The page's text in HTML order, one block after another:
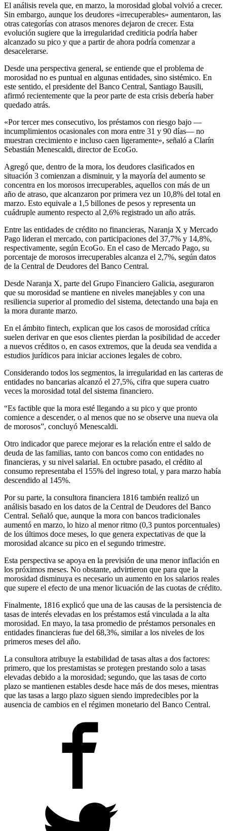
El análisis revela que, en marzo, la morosidad global volvió a crecer.
Sin embargo, aunque los deudores «irrecuperables» aumentaron, las
otras categorías con atrasos menores dejaron de crecer. Esta
evolución sugiere que la irregularidad crediticia podría haber
alcanzado su pico y que a partir de ahora podría comenzar a
desacelerarse.
Desde una perspectiva general, se entiende que el problema de
morosidad no es puntual en algunas entidades, sino sistémico. En
este sentido, el presidente del Banco Central, Santiago Bausili,
afirmó recientemente que la peor parte de esta crisis debería haber
quedado atrás.
«Por tercer mes consecutivo, los préstamos con riesgo bajo —
incumplimientos ocasionales con mora entre 31 y 90 días— no
muestran crecimiento e incluso caen ligeramente», señaló a Clarín
Sebastián Menescaldi, director de EcoGo.
Agregó que, dentro de la mora, los deudores clasificados en
situación 3 comienzan a disminuir, y la mayoría del aumento se
concentra en los morosos irrecuperables, aquellos con más de un
año de atraso, que alcanzaron por primera vez un 10,8% del total en
marzo. Esto equivale a 1,5 billones de pesos y representa un
cuádruple aumento respecto al 2,6% registrado un año atrás.
Entre las entidades de crédito no financieras, Naranja X y Mercado
Pago lideran el mercado, con participaciones del 37,7% y 14,8%,
respectivamente, según EcoGo. En el caso de Mercado Pago, su
porcentaje de morosos irrecuperables alcanza el 2,7%, según datos
de la Central de Deudores del Banco Central.
Desde Naranja X, parte del Grupo Financiero Galicia, aseguraron
que su morosidad se mantiene en niveles manejables y con una
resiliencia superior al promedio del sistema, detectando una baja en
la mora durante marzo.
En el ámbito fintech, explican que los casos de morosidad crítica
suelen derivar en que esos clientes pierdan la posibilidad de acceder
a nuevos créditos o, en casos extremos, que la deuda sea vendida a
estudios jurídicos para iniciar acciones legales de cobro.
Considerando todos los segmentos, la irregularidad en las carteras de
entidades no bancarias alcanzó el 27,5%, cifra que supera cuatro
veces la morosidad total del sistema financiero.
“Es factible que la mora esté llegando a su pico y que pronto
comience a descender, o al menos que no se observe una nueva ola
de morosos”, concluyó Menescaldi.
Otro indicador que parece mejorar es la relación entre el saldo de
deuda de las familias, tanto con bancos como con entidades no
financieras, y su nivel salarial. En octubre pasado, el crédito al
consumo representaba el 155% del ingreso total, y para marzo había
descendido al 145%.
Por su parte, la consultora financiera 1816 también realizó un
análisis basado en los datos de la Central de Deudores del Banco
Central. Señaló que, aunque la mora con bancos tradicionales
aumentó en marzo, lo hizo al menor ritmo (0,3 puntos porcentuales)
de los últimos doce meses, lo que genera expectativas de que la
morosidad alcance su pico en el segundo trimestre.
Esta perspectiva se apoya en la previsión de una menor inflación en
los próximos meses. No obstante, advirtieron que para que la
morosidad disminuya es necesario un aumento en los salarios reales
que supere el efecto de una menor licuación de las cuotas de crédito.
Finalmente, 1816 explicó que una de las causas de la persistencia de
tasas de interés elevadas en los préstamos está vinculada a la alta
morosidad. En mayo, la tasa promedio de préstamos personales en
entidades financieras fue del 68,3%, similar a los niveles de los
primeros meses del año.
La consultora atribuye la estabilidad de tasas altas a dos factores:
primero, que los prestamistas se protegen prestando solo a tasas
elevadas debido a la morosidad; segundo, que las tasas de corto
plazo se mantienen estables desde hace más de dos meses, mientras
que las tasas a largo plazo siguen siendo impredecibles por la
ausencia de cambios en el régimen monetario del Banco Central.